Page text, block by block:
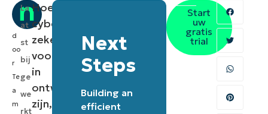
d
oo
r
Te
a
m
La
at
st
bij
ge
we
rkt
Hoewel
cyberbedreigingen
zeker
voortdurend
in
ontwikkeling
zijn,
Next
Steps
Building an
efficient
Start
uw
gratis
trial